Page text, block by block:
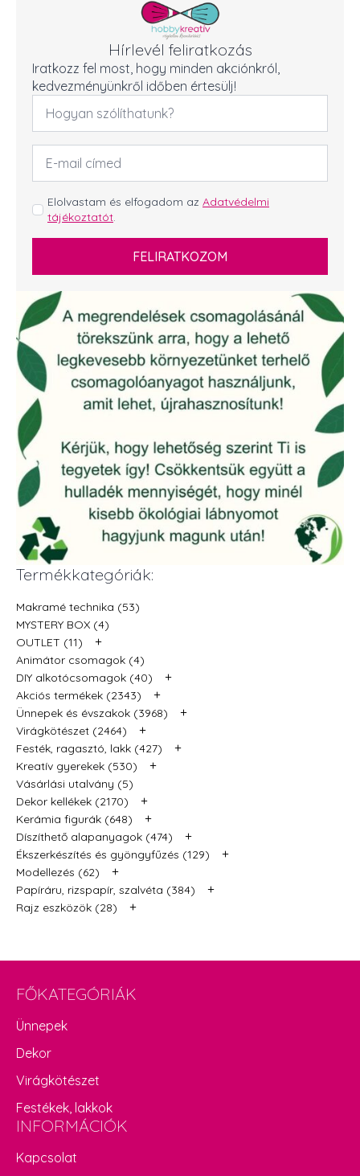
Hírlevél feliratkozás
Iratkozz fel most, hogy minden akciónkról,
kedvezményünkről időben értesülj!
Név
Email
cím
GDPR
*
Elolvastam és elfogadom az Adatvédelmi
tájékoztatót.
FELIRATKOZOM
Termékkategóriák:
Makramé technika (53)
MYSTERY BOX (4)
OUTLET (11)
+
Animátor csomagok (4)
DIY alkotócsomagok (40)
+
Akciós termékek (2343) +
Ünnepek és évszakok (3968) +
Virágkötészet (2464) +
Festék, ragasztó, lakk (427) +
Kreatív gyerekek (530) +
Vásárlási utalvány (5)
Dekor kellékek (2170)
+
Kerámia figurák (648) +
Díszíthető alapanyagok (474) +
Ékszerkészítés és gyöngyfűzés (129) +
Modellezés (62) +
Papíráru, rizspapír, szalvéta (384) +
Rajz eszközök (28) +
FŐKATEGÓRIÁK
Ünnepek
Dekor
Virágkötészet
Festékek, lakkok
INFORMÁCIÓK
Kapcsolat